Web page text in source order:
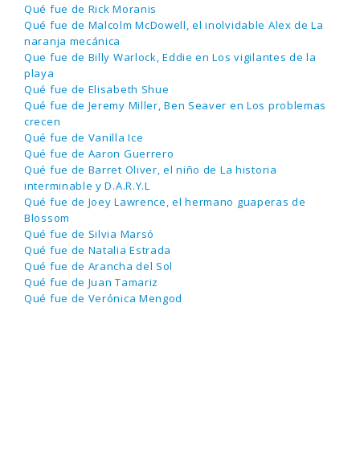
Qué fue de Rick Moranis
Qué fue de Malcolm McDowell, el inolvidable Alex de La
naranja mecánica
Que fue de Billy Warlock, Eddie en Los vigilantes de la
playa
Qué fue de Elisabeth Shue
Qué fue de Jeremy Miller, Ben Seaver en Los problemas
crecen
Qué fue de Vanilla Ice
Qué fue de Aaron Guerrero
Qué fue de Barret Oliver, el niño de La historia
interminable y D.A.R.Y.L
Qué fue de Joey Lawrence, el hermano guaperas de
Blossom
Qué fue de Silvia Marsó
Qué fue de Natalia Estrada
Qué fue de Arancha del Sol
Qué fue de Juan Tamariz
Qué fue de Verónica Mengod